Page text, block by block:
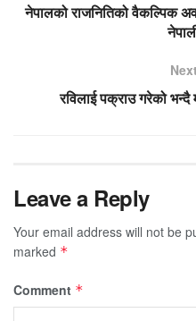
नेपालको राजनितिको वैकल्पिक
रविलाई पक्राउ गरेको भन्दै
Leave a Reply
Your email address will not be
marked *
Comment *